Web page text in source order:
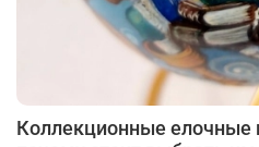
Коллекционные елочные